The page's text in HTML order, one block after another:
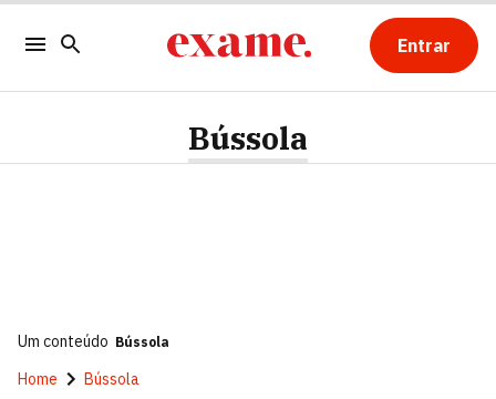
Entrar
Bússola
Um conteúdo Bússola
Home Bússola